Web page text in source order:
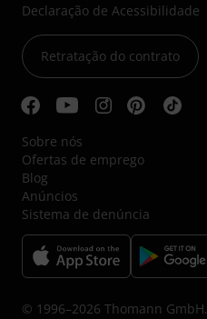
Declaração de Acessibilidade
Retratação do contrato
Sobre nós
Ofertas de emprego
Blog
Anúncios
Sistema de denúncia
© 1996–2026 Thomann GmbH.